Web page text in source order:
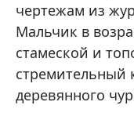
чертежам из
Мальчик в
стамеской и
стремительный
деревянного